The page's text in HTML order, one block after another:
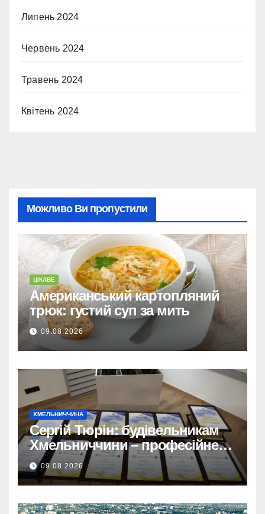
Липень 2024
Червень 2024
Травень 2024
Квітень 2024
Можливо Ви пропустили
ЦІКАВЕ
Американський картопляний
трюк: густий суп за мить
09.08.2026
ХМЕЛЬНИЧЧИНА
Сергій Тюрін: будівельникам
Хмельниччини – професійне
свято та державні відзнаки.
09.08.2026